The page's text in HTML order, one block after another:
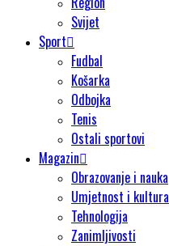
Svijet
Sport
Fudbal
Košarka
Odbojka
Tenis
Ostali sportovi
Magazin
Obrazovanje i nauka
Umjetnost i kultura
Tehnologija
Zanimljivosti